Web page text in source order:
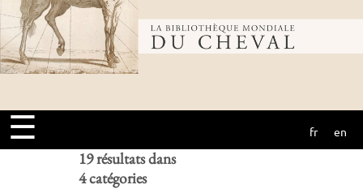
Bibliothèque
mondiale du
cheval
☰ fr en
Ouvrages
numérisés seuls
Réinitialiser
19 résultats dans
4 catégories